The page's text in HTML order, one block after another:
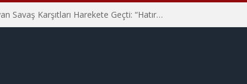
Hiroşima’nın 81. Yılında İtalyan Savaş Karşıtları Harekete Geçti: “Hatırlamak yeterli değil”